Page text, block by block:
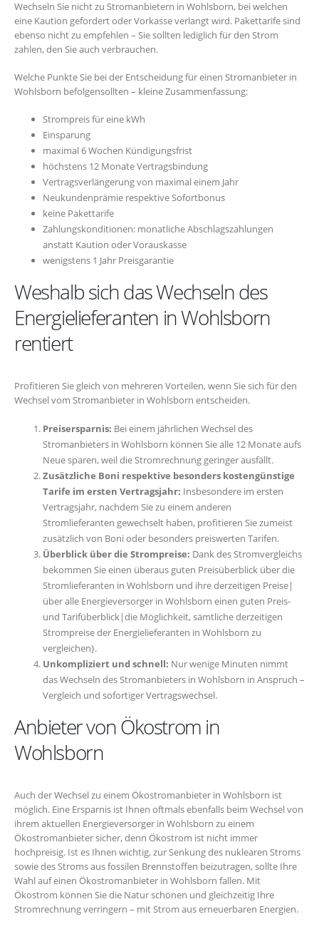
Wechseln Sie nicht zu Stromanbietern in Wohlsborn, bei welchen
eine Kaution gefordert oder Vorkasse verlangt wird. Pakettarife sind
ebenso nicht zu empfehlen – Sie sollten lediglich für den Strom
zahlen, den Sie auch verbrauchen.
Welche Punkte Sie bei der Entscheidung für einen Stromanbieter in
Wohlsborn befolgensollten – kleine Zusammenfassung:
Strompreis für eine kWh
Einsparung
maximal 6 Wochen Kündigungsfrist
höchstens 12 Monate Vertragsbindung
Vertragsverlängerung von maximal einem Jahr
Neukundenprämie respektive Sofortbonus
keine Pakettarife
Zahlungskonditionen: monatliche Abschlagszahlungen
anstatt Kaution oder Vorauskasse
wenigstens 1 Jahr Preisgarantie
Weshalb sich das Wechseln des
Energielieferanten in Wohlsborn
rentiert
Profitieren Sie gleich von mehreren Vorteilen, wenn Sie sich für den
Wechsel vom Stromanbieter in Wohlsborn entscheiden.
Preisersparnis: Bei einem jährlichen Wechsel des
Stromanbieters in Wohlsborn können Sie alle 12 Monate aufs
Neue sparen, weil die Stromrechnung geringer ausfällt.
Zusätzliche Boni respektive besonders kostengünstige
Tarife im ersten Vertragsjahr: Insbesondere im ersten
Vertragsjahr, nachdem Sie zu einem anderen
Stromlieferanten gewechselt haben, profitieren Sie zumeist
zusätzlich von Boni oder besonders preiswerten Tarifen.
Überblick über die Strompreise: Dank des Stromvergleichs
bekommen Sie einen überaus guten Preisüberblick über die
Stromlieferanten in Wohlsborn und ihre derzeitigen Preise|
über alle Energieversorger in Wohlsborn einen guten Preis-
und Tarifüberblick|die Möglichkeit, sämtliche derzeitigen
Strompreise der Energielieferanten in Wohlsborn zu
vergleichen}.
Unkompliziert und schnell: Nur wenige Minuten nimmt
das Wechseln des Stromanbieters in Wohlsborn in Anspruch –
Vergleich und sofortiger Vertragswechsel.
Anbieter von Ökostrom in
Wohlsborn
Auch der Wechsel zu einem Ökostromanbieter in Wohlsborn ist
möglich. Eine Ersparnis ist Ihnen oftmals ebenfalls beim Wechsel von
ihrem aktuellen Energieversorger in Wohlsborn zu einem
Ökostromanbieter sicher, denn Ökostrom ist nicht immer
hochpreisig. Ist es Ihnen wichtig, zur Senkung des nuklearen Stroms
sowie des Stroms aus fossilen Brennstoffen beizutragen, sollte Ihre
Wahl auf einen Ökostromanbieter in Wohlsborn fallen. Mit
Ökostrom können Sie die Natur schönen und gleichzeitig Ihre
Stromrechnung verringern – mit Strom aus erneuerbaren Energien.